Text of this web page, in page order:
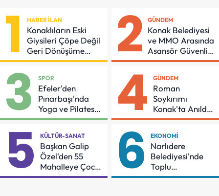
1 HABER İLAN
Konaklıların Eski
Giysileri Çöpe Değil
Geri Dönüşüme
Gidiyor
2 GÜNDEM
Konak Belediyesi
ve MMO Arasında
Asansör Güvenliği
İçin Önemli
3 SPOR
Efeler'den
Pınarbaşı'nda
Yoga ve Pilates
Buluşması
4 GÜNDEM
Roman
Soykırımı
Konak'ta Anıldı:
"Eşit Bir Yaşam
Sürdüreceğiz"
5 KÜLTÜR-SANAT
Başkan Galip
Özel'den 55
Mahalleye Çocuk
Şenliği
6 EKONOMI
Narlıdere
Belediyesi'nde
Toplu
Sözleşmeye